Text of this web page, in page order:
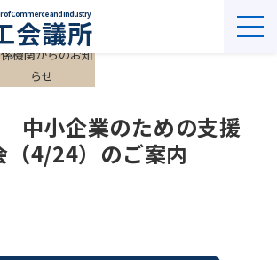
of Commerce and Industry
会議所
機関からのお知
らせ
中小企業のための支援
（4/24）のご案内